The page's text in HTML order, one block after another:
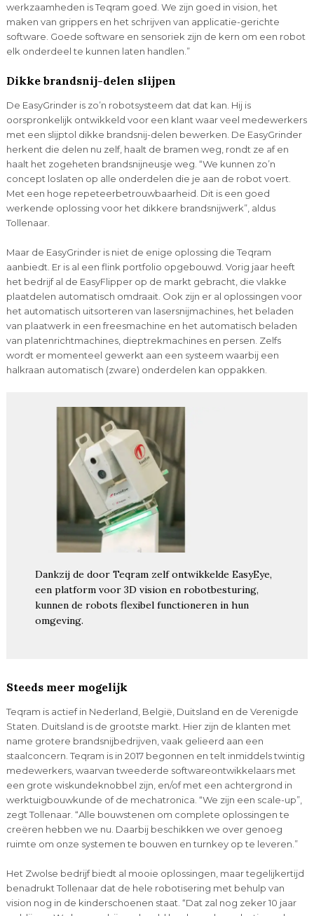
werkzaamheden is Teqram goed. We zijn goed in vision, het
maken van grippers en het schrijven van applicatie-gerichte
software. Goede software en sensoriek zijn de kern om een robot
elk onderdeel te kunnen laten handlen.”
Dikke brandsnij-delen slijpen
De EasyGrinder is zo’n robotsysteem dat dat kan. Hij is
oorspronkelijk ontwikkeld voor een klant waar veel medewerkers
met een slijptol dikke brandsnij-delen bewerken. De EasyGrinder
herkent die delen nu zelf, haalt de bramen weg, rondt ze af en
haalt het zogeheten brandsnijneusje weg. “We kunnen zo’n
concept loslaten op alle onderdelen die je aan de robot voert.
Met een hoge repeteerbetrouwbaarheid. Dit is een goed
werkende oplossing voor het dikkere brandsnijwerk”, aldus
Tollenaar.
Maar de EasyGrinder is niet de enige oplossing die Teqram
aanbiedt. Er is al een flink portfolio opgebouwd. Vorig jaar heeft
het bedrijf al de EasyFlipper op de markt gebracht, die vlakke
plaatdelen automatisch omdraait. Ook zijn er al oplossingen voor
het automatisch uitsorteren van lasersnijmachines, het beladen
van plaatwerk in een freesmachine en het automatisch beladen
van platenrichtmachines, dieptrekmachines en persen. Zelfs
wordt er momenteel gewerkt aan een systeem waarbij een
halkraan automatisch (zware) onderdelen kan oppakken.
Dankzij de door Teqram zelf ontwikkelde EasyEye,
een platform voor 3D vision en robotbesturing,
kunnen de robots flexibel functioneren in hun
omgeving.
Steeds meer mogelijk
Teqram is actief in Nederland, België, Duitsland en de Verenigde
Staten. Duitsland is de grootste markt. Hier zijn de klanten met
name grotere brandsnijbedrijven, vaak gelieerd aan een
staalconcern. Teqram is in 2017 begonnen en telt inmiddels twintig
medewerkers, waarvan tweederde softwareontwikkelaars met
een grote wiskundeknobbel zijn, en/of met een achtergrond in
werktuigbouwkunde of de mechatronica. “We zijn een scale-up”,
zegt Tollenaar. “Alle bouwstenen om complete oplossingen te
creëren hebben we nu. Daarbij beschikken we over genoeg
ruimte om onze systemen te bouwen en turnkey op te leveren.”
Het Zwolse bedrijf biedt al mooie oplossingen, maar tegelijkertijd
benadrukt Tollenaar dat de hele robotisering met behulp van
vision nog in de kinderschoenen staat. “Dat zal nog zeker 10 jaar